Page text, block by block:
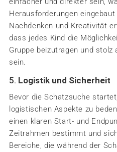
Herausforderungen
Nachdenken und Kreativität
dass jedes Kind die
Gruppe beizutragen und stolz
sein.
5. Logistik und Sicherheit
Bevor die Schatzsuche
logistischen Aspekte zu
einen klaren Start- und
Zeitrahmen bestimmt und
Bereiche, die während der